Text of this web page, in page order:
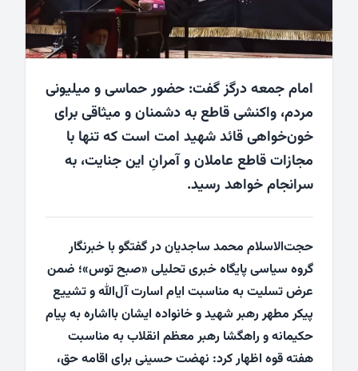
امام جمعه درگز گفت: حضور حماسی و میلیونی
مردم، واکنشی قاطع به دشمنان و میثاقی برای
خون‌خواهی قائد شهید امت است که تنها با
مجازات قاطع عاملان و آمرانِ این جنایت، به
سرانجام خواهد رسید.
حجت‌الاسلام محمد ساجدیان در گفتگو با خبرنگار
گروه سیاسی پایگاه خبری تحلیلی «صبح توس»؛ ضمن
عرض تسلیت به مناسبت ایام اسارت آل‌الله و تشییع
پیکر مطهر رهبر شهید و خانواده ایشان بااشاره به پیام
حکیمانه و راهگشا رهبر معظم انقلاب به مناسبت
هفته قوه اظهار کرد: نهضت حسینی برای اقامه حق،